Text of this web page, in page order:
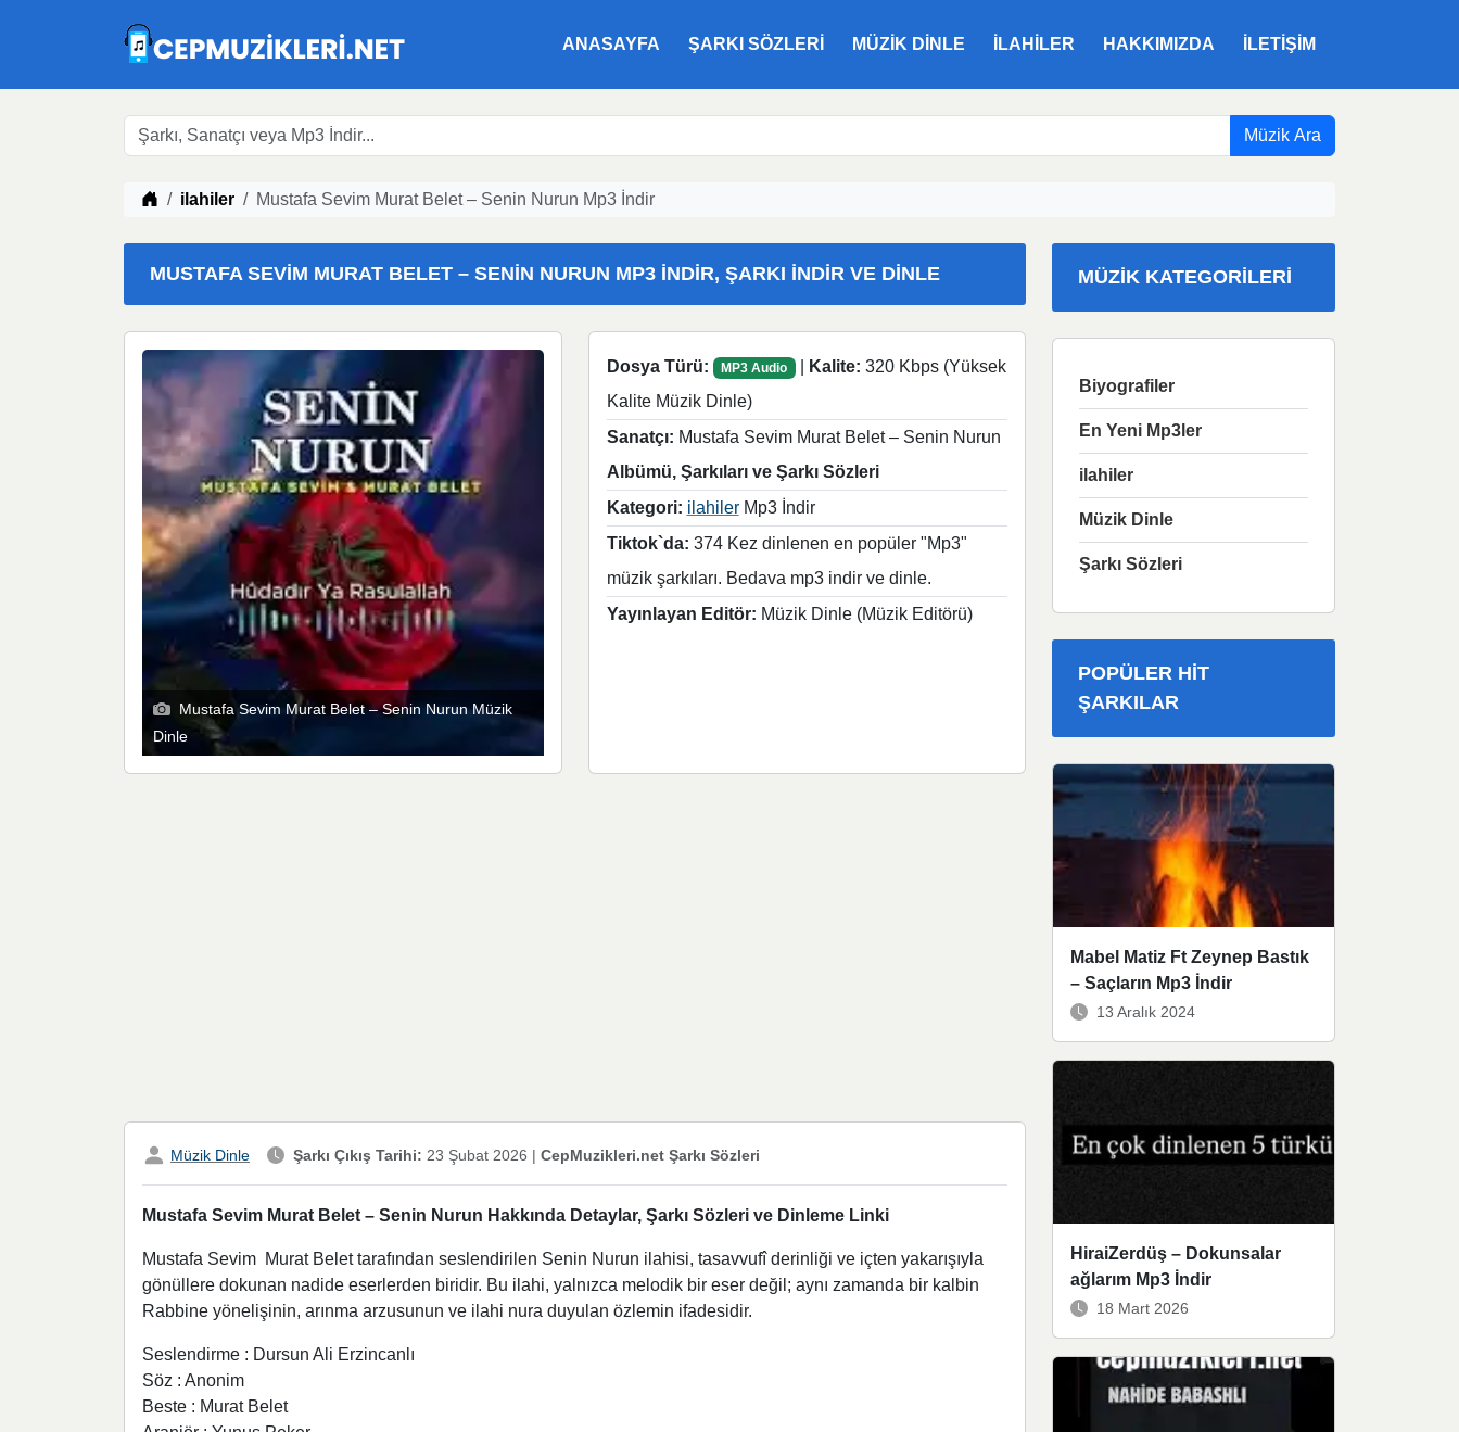
ANASAYFA ŞARKI SÖZLERI MÜZIK DINLE ILAHILER HAKKIMIZDA İLETIŞIM
Müzik Ara
Müzik indir
ilahiler Mustafa Sevim Murat Belet – Senin Nurun Mp3 İndir
MUSTAFA SEVIM MURAT BELET – SENIN NURUN MP3 İNDIR, ŞARKI İNDIR VE DINLE
Mustafa Sevim Murat Belet – Senin Nurun Müzik
Dinle
Dosya Türü: MP3 Audio Kalite: 320 Kbps (Yüksek
Kalite Müzik Dinle)
Sanatçı: Mustafa Sevim Murat Belet – Senin Nurun
Albümü, Şarkıları ve Şarkı Sözleri
Kategori: ilahilerMp3 İndir
Tiktok`da: 374 Kez dinlenen en popüler "Mp3"
müzik şarkıları. Bedava mp3 indir ve dinle.
Yayınlayan Editör: Müzik Dinle (Müzik Editörü)
Müzik Dinle Şarkı Çıkış Tarihi: 23 Şubat 2026 | CepMuzikleri.net Şarkı Sözleri
Mustafa Sevim Murat Belet – Senin Nurun Hakkında Detaylar, Şarkı Sözleri ve Dinleme Linki
Mustafa Sevim Murat Belet tarafından seslendirilen Senin Nurun ilahisi, tasavvufî derinliği ve içten yakarışıyla
gönüllere dokunan nadide eserlerden biridir. Bu ilahi, yalnızca melodik bir eser değil; aynı zamanda bir kalbin
Rabbine yönelişinin, arınma arzusunun ve ilahi nura duyulan özlemin ifadesidir.
Seslendirme : Dursun Ali Erzincanlı
Söz : Anonim
Beste : Murat Belet
MÜZIK KATEGORILERI
Biyografiler
En Yeni Mp3ler
ilahiler
Müzik Dinle
Şarkı Sözleri
POPÜLER HIT
ŞARKILAR
Mabel Matiz Ft Zeynep Bastık
– Saçların Mp3 İndir
13 Aralık 2024
HiraiZerdüş – Dokunsalar
ağlarım Mp3 İndir
18 Mart 2026